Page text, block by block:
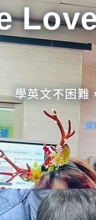
學英文不困難
探